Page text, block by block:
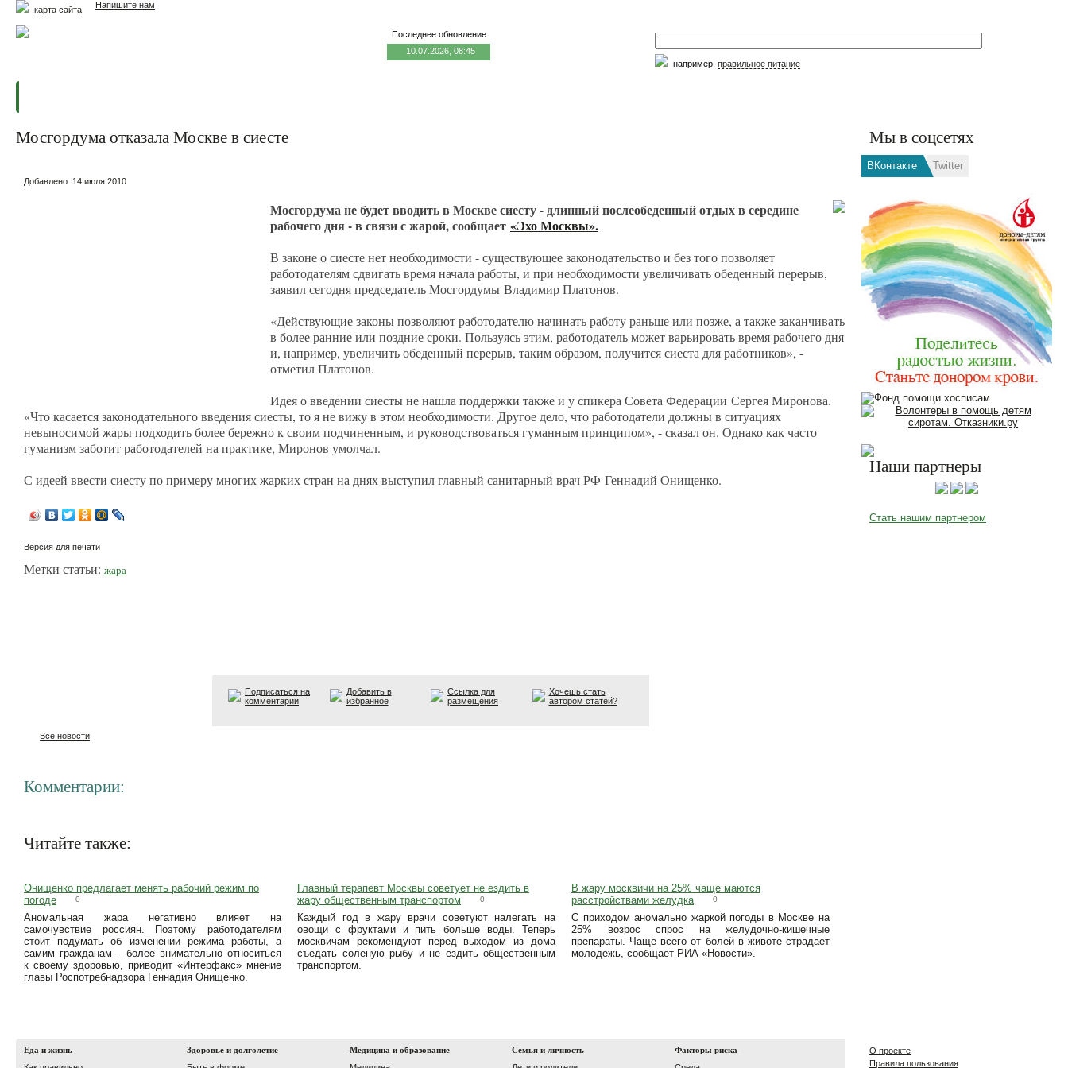
Напишите нам
например, правильное питание
карта сайта
Последнее обновление
10.07.2026, 08:45
Мы в соцсетях
ВКонтакте Twitter
Наши партнеры
Стать нашим партнером
Мосгордума отказала Москве в сиесте
Добавлено: 14 июля 2010
Мосгордума не будет вводить в Москве сиесту - длинный послеобеденный отдых в середине
рабочего дня - в связи с жарой, сообщает «Эхо Москвы».
В законе о сиесте нет необходимости - существующее законодательство и без того позволяет
работодателям сдвигать время начала работы, и при необходимости увеличивать обеденный перерыв,
заявил сегодня председатель Мосгордумы Владимир Платонов.
«Действующие законы позволяют работодателю начинать работу раньше или позже, а также заканчивать
в более ранние или поздние сроки. Пользуясь этим, работодатель может варьировать время рабочего дня
и, например, увеличить обеденный перерыв, таким образом, получится сиеста для работников», -
отметил Платонов.
Идея о введении сиесты не нашла поддержки также и у спикера Совета Федерации Сергея Миронова.
«Что касается законодательного введения сиесты, то я не вижу в этом необходимости. Другое дело, что работодатели должны в ситуациях
невыносимой жары подходить более бережно к своим подчиненным, и руководствоваться гуманным принципом», - сказал он. Однако как часто
гуманизм заботит работодателей на практике, Миронов умолчал.
С идеей ввести сиесту по примеру многих жарких стран на днях выступил главный санитарный врач РФ Геннадий Онищенко.
Версия для печати
Метки статьи: жара
Подписаться на
комментарии
Добавить в
избранное
Ссылка для
размещения
Хочешь стать
автором статей?
Все новости
Комментарии:
Читайте также:
Онищенко предлагает менять рабочий режим по
погоде
0
Аномальная жара негативно влияет на
самочувствие россиян. Поэтому работодателям
стоит подумать об изменении режима работы, а
самим гражданам – более внимательно относиться
к своему здоровью, приводит «Интерфакс» мнение
главы Роспотребнадзора Геннадия Онищенко.
Главный терапевт Москвы советует не ездить в
жару общественным транспортом
0
Каждый год в жару врачи советуют налегать на
овощи с фруктами и пить больше воды. Теперь
москвичам рекомендуют перед выходом из дома
съедать соленую рыбу и не ездить общественным
транспортом.
В жару москвичи на 25% чаще маются
расстройствами желудка
0
С приходом аномально жаркой погоды в Москве на
25% возрос спрос на желудочно-кишечные
препараты. Чаще всего от болей в животе страдает
молодежь, сообщает РИА «Новости».
О проекте
Правила пользования
Еда и жизнь
Здоровье и долголетие
Медицина и образование
Семья и личность
Факторы риска